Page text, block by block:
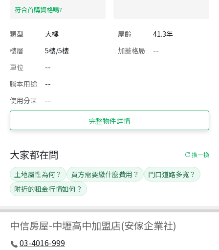
​符合首購資格嗎?
類型 大樓 屋齡
41.3年
樓層
5樓/5樓 加蓋格局
--
車位
--
謄本用途
--
使用分區
--
完整物件詳情
中信房屋-中壢高中加盟店(安傢企業社)
03-4016-999
大家都在問 換一換
土地屬性為何？ 買方需要繳什麼費用？
門口道路多寬？
附近的租金行情如何？